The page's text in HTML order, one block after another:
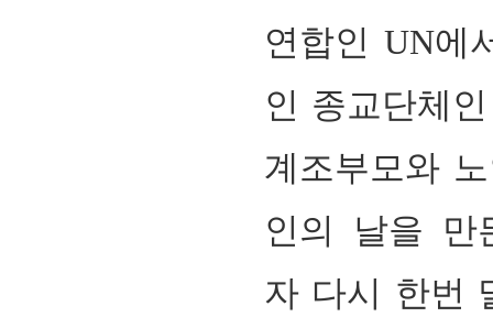
연합인 UN에
인 종교단체
계조부모와
인의 날을 만
자 다시 한번